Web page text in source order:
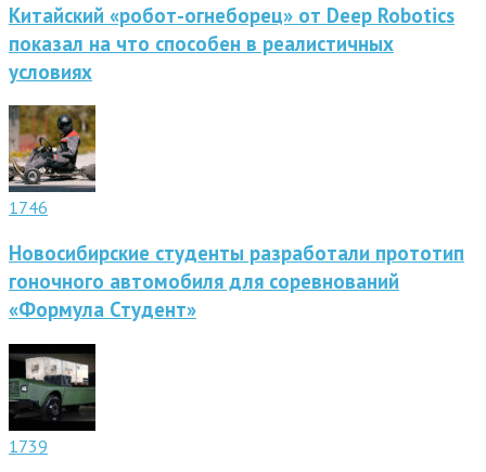
Китайский «робот-огнеборец» от Deep Robotics
показал на что способен в реалистичных
условиях
1746
Новосибирские студенты разработали прототип
гоночного автомобиля для соревнований
«Формула Студент»
1739